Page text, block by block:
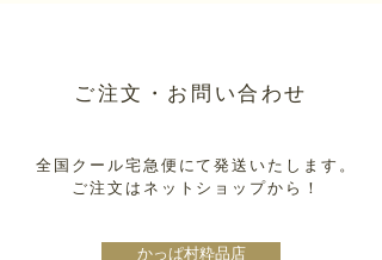
ご注文・お問い合わせ
全国クール宅急便にて発送いたします。
ご注文はネットショップから！
かっぱ村粋品店